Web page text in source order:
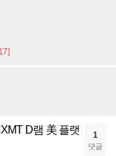
D램 美 플랫
1
댓글